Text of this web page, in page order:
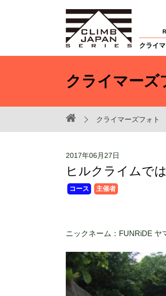
クライ
クライマーズ
クライマーズフォト
2017年06月27日
ヒルクライムで
コース 主催者
ニックネーム：FUNRiDE ヤ